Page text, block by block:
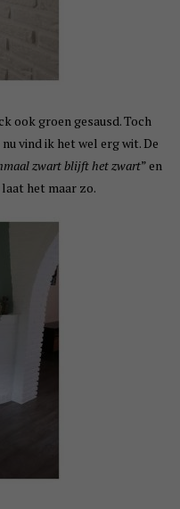
ook groen gesausd. Toch
vind ik het wel erg wit. De
zwart blijft het zwart” en
het maar zo.